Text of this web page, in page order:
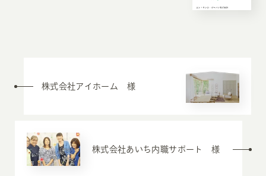
株式会社アイホーム 様
株式会社あいち内職サポート 様